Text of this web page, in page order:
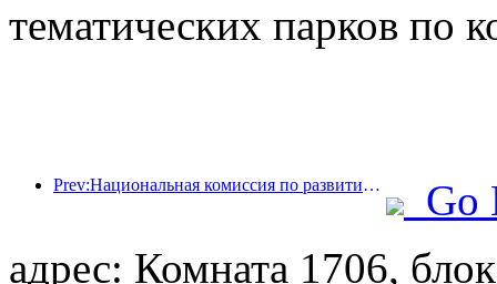
тематических парков по
Prev:Национальная комиссия по развитию и реформам опубликовала первую партию из 49 высококачественных мест для занятий спортом на открытом воздухе.
Go
адрес: Комната 1706,